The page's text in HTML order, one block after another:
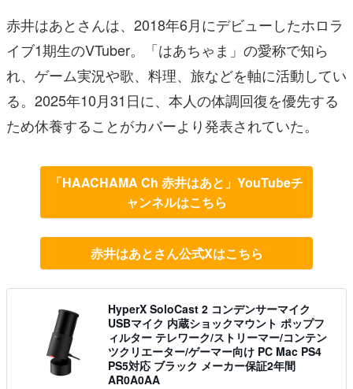
赤井はあとさんは、2018年6月にデビューしたホロラ
イブ1期生のVTuber。「はあちゃま」の愛称で知ら
れ、ゲーム実況や歌、料理、旅などを軸に活動してい
る。2025年10月31日に、本人の体調回復を優先する
ため休養することがカバーより発表されていた。
「HAACHAMA Ch 赤井はあと」YouTubeチ
ャンネルはこちら
赤井はあとさん公式Xはこちら
HyperX SoloCast 2 コンデンサーマイク
USBマイク 内蔵ショックマウント ポップフ
ィルター テレワーク/ストリーマー/コンテン
ツクリエーター/ゲーマー向け PC Mac PS4
PS5対応 ブラック メーカー保証2年間
AR0A0AA